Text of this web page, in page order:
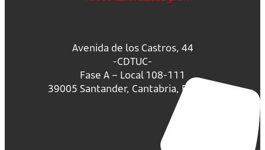
Avenida de los Castros, 44
-CDTUC-
Fase A – Local 108-111
39005 Santander, Cantabria, España.